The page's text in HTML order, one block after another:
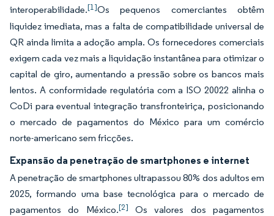
interoperabilidade.[1]Os pequenos comerciantes obtêm
liquidez imediata, mas a falta de compatibilidade universal de
QR ainda limita a adoção ampla. Os fornecedores comerciais
exigem cada vez mais a liquidação instantânea para otimizar o
capital de giro, aumentando a pressão sobre os bancos mais
lentos. A conformidade regulatória com a ISO 20022 alinha o
CoDi para eventual integração transfronteiriça, posicionando
o mercado de pagamentos do México para um comércio
norte-americano sem fricções.
Expansão da penetração de smartphones e internet
A penetração de smartphones ultrapassou 80% dos adultos em
2025, formando uma base tecnológica para o mercado de
pagamentos do México.[2] Os valores dos pagamentos